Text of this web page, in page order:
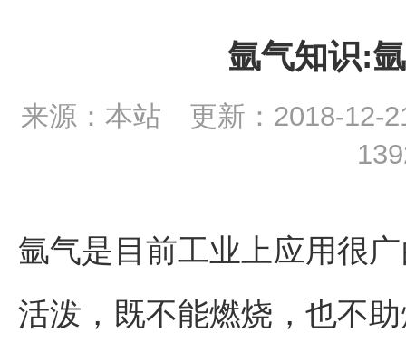
氩气知识:
来源：本站 更新：2018-
氩气是目前工业上应用很
活泼，既不能燃烧，也不